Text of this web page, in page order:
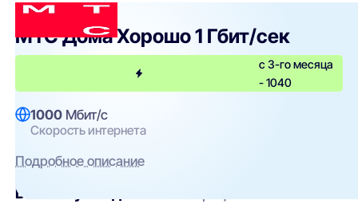
МТС Home
МТС Дома Хорошо 1 Гбит/сек
с 3-го месяца
- 1040
1000 Мбит/с
Скорость интернета
Подробное описание
Вам могут подойти